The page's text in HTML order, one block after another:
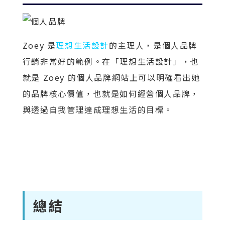
Zoey 是理想生活設計的主理人，是個人品牌
行銷非常好的範例。在「理想生活設計」，也
就是 Zoey 的個人品牌網站上可以明確看出她
的品牌核心價值，也就是如何經營個人品牌，
與透過自我管理達成理想生活的目標。
總結